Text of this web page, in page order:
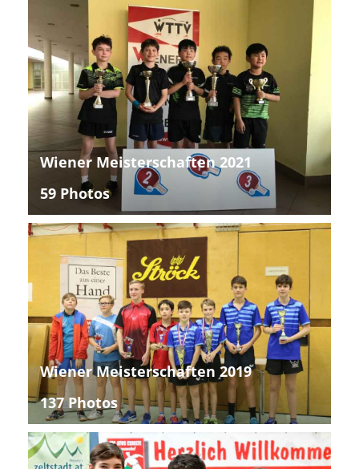
Wiener Meisterschaften 2021
59 Photos
Wiener Meisterschaften 2019
137 Photos